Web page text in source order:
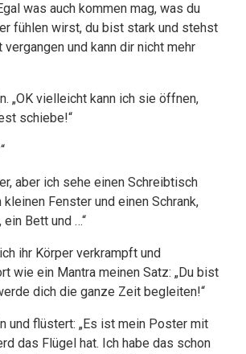
was auch kommen mag, was du
fühlen wirst, du bist stark und stehst
vergangen und kann dir nicht mehr
„OK vielleicht kann ich sie öffnen,
schiebe!“
aber ich sehe einen Schreibtisch
Fenster und einen Schrank,
Bett und …“
ihr Körper verkrampft und
wie ein Mantra meinen Satz: „Du bist
dich die ganze Zeit begleiten!“
und flüstert: „Es ist mein Poster mit
das Flügel hat. Ich habe das schon